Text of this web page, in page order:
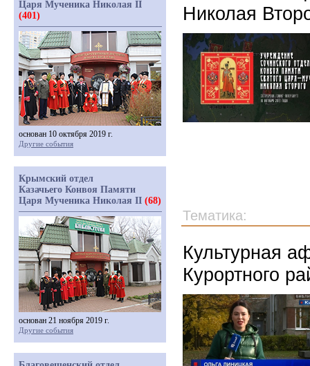
Николая
Тематика:
Культурная
Курортного
Царя Мученика Николая II
(401)
основан 10 октября 2019 г.
Другие события
Крымский отдел
Казачьего Конвоя Памяти
Царя Мученика Николая II (68)
основан 21 ноября 2019 г.
Другие события